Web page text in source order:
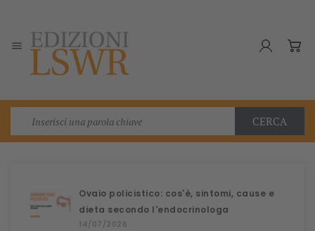

CERCA
Ovaio policistico: cos'è, sintomi, cause e
dieta secondo l'endocrinologa
14/07/2026